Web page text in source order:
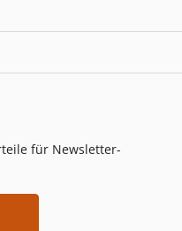
für Newsletter-